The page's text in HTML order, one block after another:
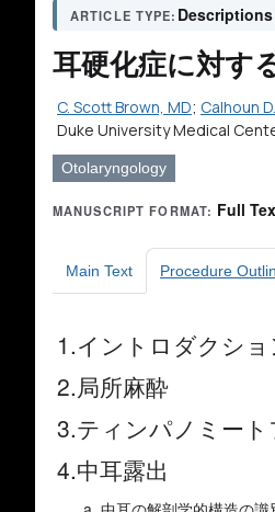
ARTICLE TYPE:
耳硬化症に対す
C. Scott Brown, MD; Calhoun
Duke University Medical
Otolaryngology
MANUSCRIPT FORMAT: Full
Main Text Procedure
1.イントロダクシ
2.局所麻酔
3.ティンパノミー
4.中耳露出